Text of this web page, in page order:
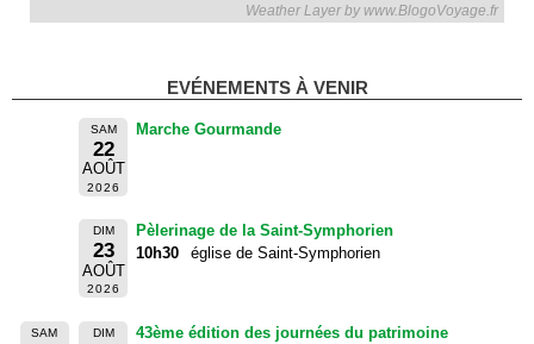
Weather Layer by www.BlogoVoyage.fr
EVÉNEMENTS À VENIR
SAM
22
AOÛT
2026
Marche Gourmande
DIM
23
AOÛT
2026
Pèlerinage de la Saint-Symphorien
10h30
église de Saint-Symphorien
SAM DIM 43ème édition des journées du patrimoine